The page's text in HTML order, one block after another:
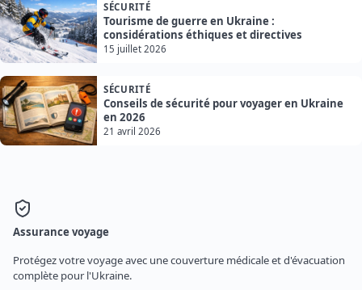
SÉCURITÉ
Tourisme de guerre en Ukraine :
considérations éthiques et directives
15 juillet 2026
SÉCURITÉ
Conseils de sécurité pour voyager en Ukraine
en 2026
21 avril 2026
Assurance voyage
Protégez votre voyage avec une couverture médicale et d'évacuation
complète pour l'Ukraine.